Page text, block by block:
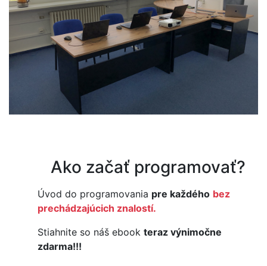
Ako začať programovať?
Úvod do programovania pre každého bez
prechádzajúcich znalostí.
Stiahnite so náš ebook teraz výnimočne
zdarma!!!